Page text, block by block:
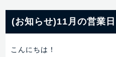
(お知らせ)11月の営業日
こんにちは！